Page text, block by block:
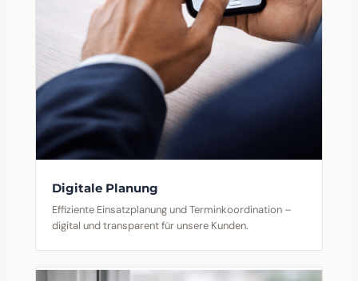
Digitale Planung
Effiziente Einsatzplanung und Terminkoordination –
digital und transparent für unsere Kunden.